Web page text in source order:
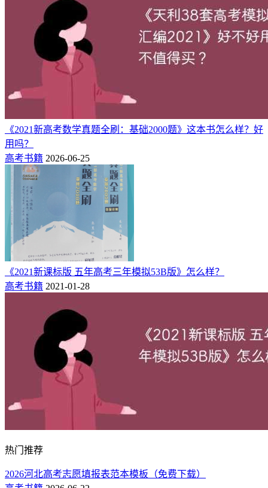
《2021新高考数学真题全刷：基础2000题》这本书怎么样？好
用吗？
高考书籍 2026-06-25
《2021新课标版 五年高考三年模拟53B版》怎么样？
高考书籍 2021-01-28
热门推荐
2026河北高考志愿填报表范本模板（免费下载）